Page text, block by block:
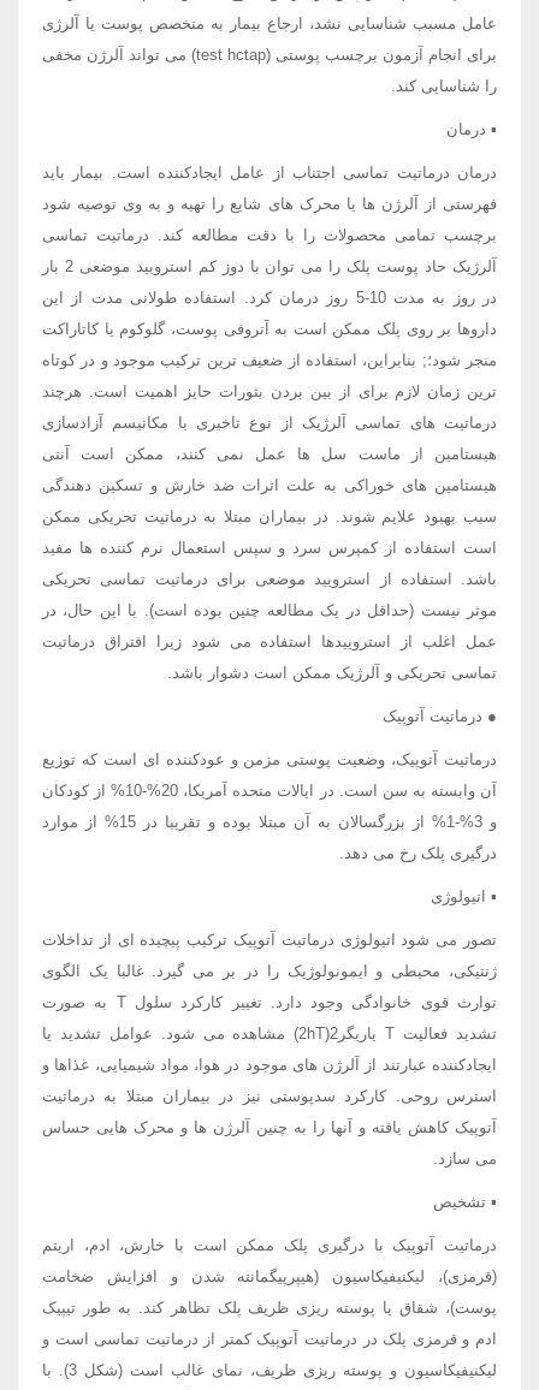
عامل مسبب شناسایی نشد، ارجاع بیمار به متخصص پوست یا آلرژی
برای انجام آزمون برچسب پوستی (test hctap) می تواند آلرژن مخفی
را شناسایی کند.
▪ درمان
درمان درماتیت تماسی اجتناب از عامل ایجادکننده است. بیمار باید
فهرستی از آلرژن ها یا محرک های شایع را تهیه و به وی توصیه شود
برچسب تمامی محصولات را با دقت مطالعه کند. درماتیت تماسی
آلرژیک حاد پوست پلک را می توان با دوز کم استرویید موضعی 2 بار
در روز به مدت 10-5 روز درمان کرد. استفاده طولانی مدت از این
داروها بر روی پلک ممکن است به آتروفی پوست، گلوکوم یا کاتاراکت
منجر شود؛; بنابراین، استفاده از ضعیف ترین ترکیب موجود و در کوتاه
ترین زمان لازم برای از بین بردن بثورات حایز اهمیت است. هرچند
درماتیت های تماسی آلرژیک از نوع تاخیری با مکانیسم آزادسازی
هیستامین از ماست سل ها عمل نمی کنند، ممکن است آنتی
هیستامین های خوراکی به علت اثرات ضد خارش و تسکین دهندگی
سبب بهبود علایم شوند. در بیماران مبتلا به درماتیت تحریکی ممکن
است استفاده از کمپرس سرد و سپس استعمال نرم کننده ها مفید
باشد. استفاده از استرویید موضعی برای درماتیت تماسی تحریکی
موثر نیست (حداقل در یک مطالعه چنین بوده است). با این حال، در
عمل اغلب از استروییدها استفاده می شود زیرا افتراق درماتیت
تماسی تحریکی و آلرژیک ممکن است دشوار باشد.
● درماتیت آتوپیک
درماتیت آتوپیک، وضعیت پوستی مزمن و عودکننده ای است که توزیع
آن وابسته به سن است. در ایالات متحده آمریکا، 20%-10% از کودکان
و 3%-1% از بزرگسالان به آن مبتلا بوده و تقریبا در 15% از موارد
درگیری پلک رخ می دهد.
▪ اتیولوژی
تصور می شود اتیولوژی درماتیت آتوپیک ترکیب پیچیده ای از تداخلات
ژنتیکی، محیطی و ایمونولوژیک را در بر می گیرد. غالبا یک الگوی
توارث قوی خانوادگی وجود دارد. تغییر کارکرد سلول T به صورت
تشدید فعالیت T یاریگر2(2hT) مشاهده می شود. عوامل تشدید یا
ایجادکننده عبارتند از آلرژن های موجود در هوا، مواد شیمیایی، غذاها و
استرس روحی. کارکرد سدپوستی نیز در بیماران مبتلا به درماتیت
آتوپیک کاهش یافته و آنها را به چنین آلرژن ها و محرک هایی حساس
می سازد.
▪ تشخیص
درماتیت آتوپیک با درگیری پلک ممکن است با خارش، ادم، اریتم
(قرمزی)، لیکنیفیکاسیون (هیپرپیگمانته شدن و افزایش ضخامت
پوست)، شقاق یا پوسته ریزی ظریف پلک تظاهر کند. به طور تیپیک
ادم و قرمزی پلک در درماتیت آتوپیک کمتر از درماتیت تماسی است و
لیکنیفیکاسیون و پوسته ریزی ظریف، نمای غالب است (شکل 3). با